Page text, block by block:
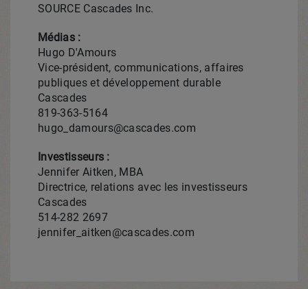
SOURCE Cascades Inc.
Médias :
Hugo D'Amours
Vice-président, communications, affaires
publiques et développement durable
Cascades
819-363-5164
hugo_damours@cascades.com
Investisseurs :
Jennifer Aitken, MBA
Directrice, relations avec les investisseurs
Cascades
514-282 2697
jennifer_aitken@cascades.com